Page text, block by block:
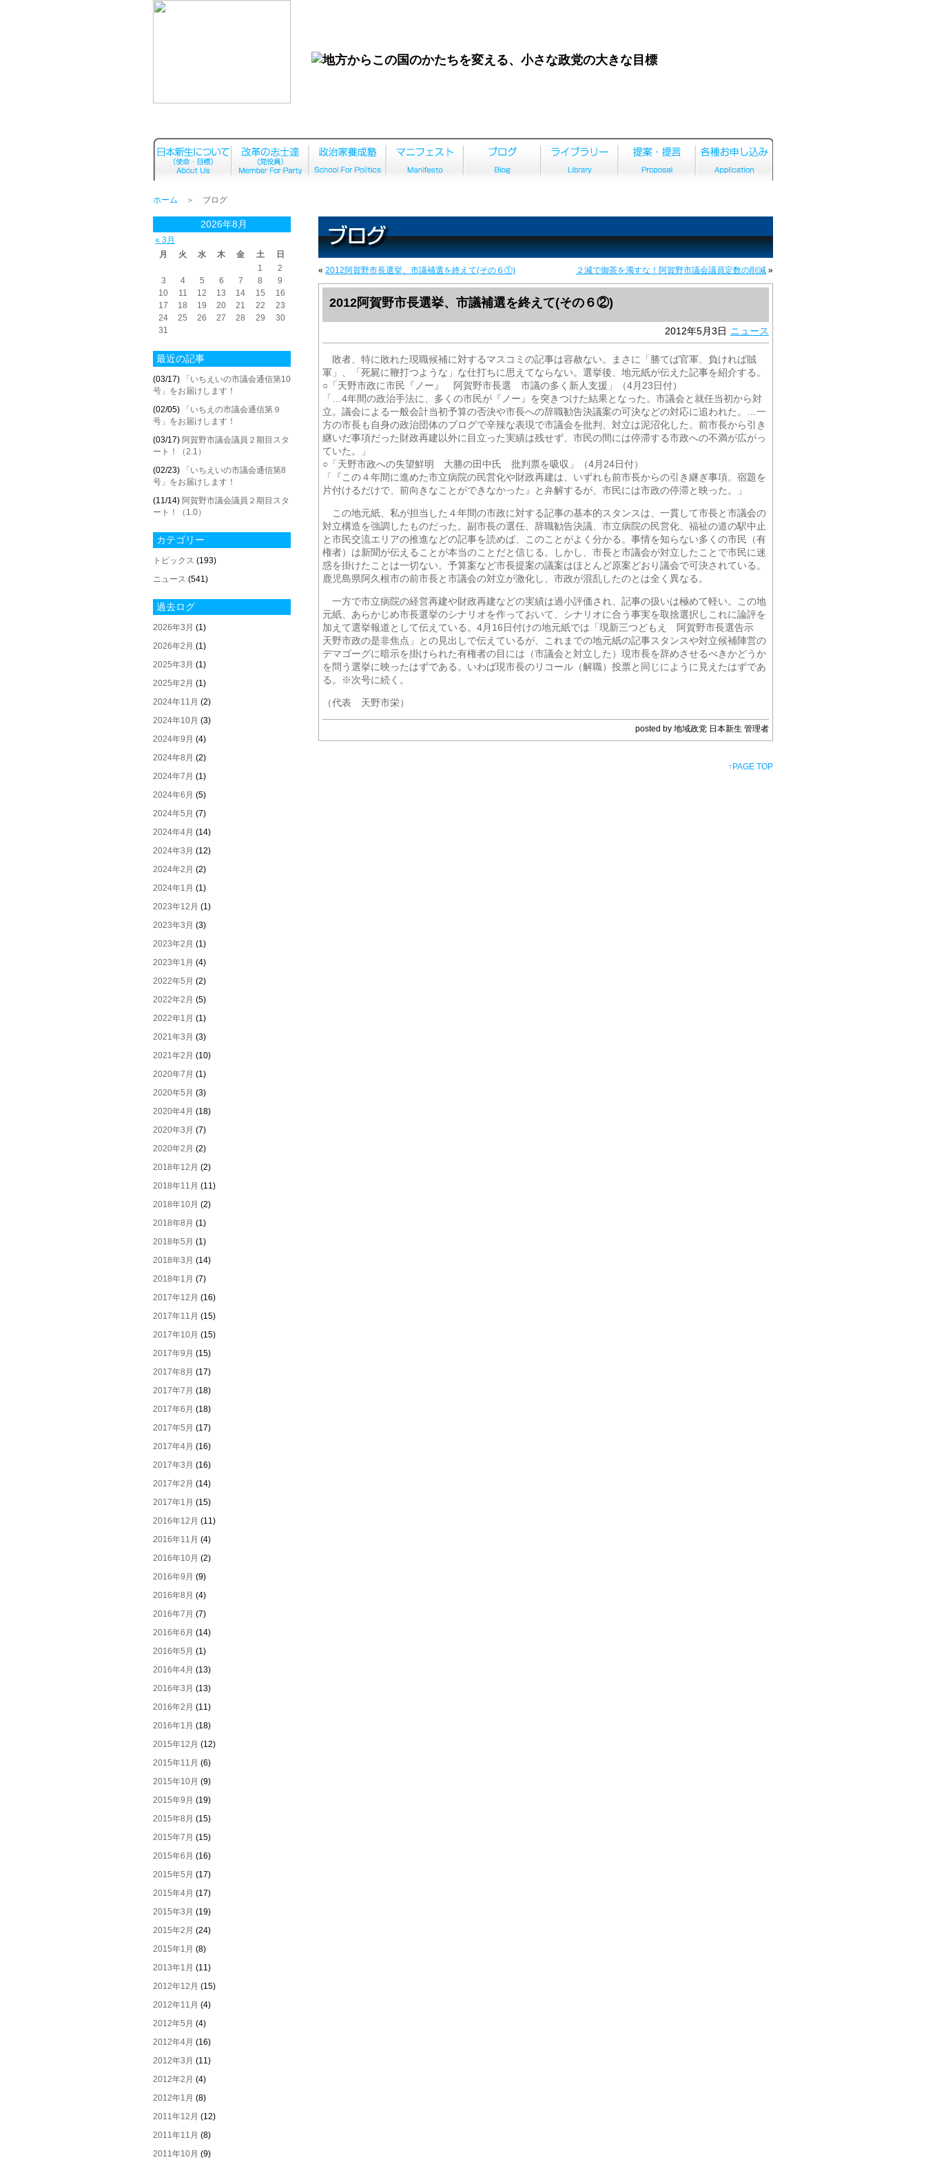
ホーム ＞ ブログ
2026年8月
« 3月
月
火 水 木 金 土
日
1
2
3
4 5 6 7 8
9
10
11 12 13 14 15
16
17
18 19 20 21 22
23
24
25 26 27 28 29
30
31
最近の記事
(03/17)
「いちえいの市議会通信第10
号」をお届けします！
(02/05)
「いちえの市議会通信第９
号」をお届けします！
(03/17) 阿賀野市議会議員２期目スタ
ート！（2.1）
(02/23)
「いちえいの市議会通信第8
号」をお届けします！
(11/14) 阿賀野市議会議員２期目スタ
ート！（1.0）
カテゴリー
トピックス (193)
ニュース (541)
過去ログ
2026年3月 (1)
2026年2月 (1)
2025年3月 (1)
2025年2月 (1)
2024年11月 (2)
2024年10月 (3)
2024年9月 (4)
2024年8月 (2)
2024年7月 (1)
2024年6月 (5)
2024年5月 (7)
2024年4月 (14)
2024年3月 (12)
2024年2月 (2)
2024年1月 (1)
2023年12月 (1)
2023年3月 (3)
2023年2月 (1)
2023年1月 (4)
2022年5月 (2)
2022年2月 (5)
2022年1月 (1)
2021年3月 (3)
2021年2月 (10)
2020年7月 (1)
2020年5月 (3)
2020年4月 (18)
2020年3月 (7)
2020年2月 (2)
2018年12月 (2)
2018年11月 (11)
2018年10月 (2)
2018年8月 (1)
2018年5月 (1)
2018年3月 (14)
2018年1月 (7)
2017年12月 (16)
2017年11月 (15)
2017年10月 (15)
2017年9月 (15)
2017年8月 (17)
2017年7月 (18)
2017年6月 (18)
2017年5月 (17)
2017年4月 (16)
2017年3月 (16)
2017年2月 (14)
2017年1月 (15)
2016年12月 (11)
2016年11月 (4)
2016年10月 (2)
2016年9月 (9)
2016年8月 (4)
2016年7月 (7)
2016年6月 (14)
2016年5月 (1)
2016年4月 (13)
2016年3月 (13)
2016年2月 (11)
2016年1月 (18)
2015年12月 (12)
2015年11月 (6)
2015年10月 (9)
2015年9月 (19)
2015年8月 (15)
2015年7月 (15)
2015年6月 (16)
2015年5月 (17)
2015年4月 (17)
2015年3月 (19)
2015年2月 (24)
2015年1月 (8)
2013年1月 (11)
2012年12月 (15)
2012年11月 (4)
2012年5月 (4)
2012年4月 (16)
2012年3月 (11)
2012年2月 (4)
2012年1月 (8)
2011年12月 (12)
2011年11月 (8)
2011年10月 (9)
« 2012阿賀野市長選挙、市議補選を終えて(その６①) ２減で御茶を濁すな！阿賀野市議会議員定数の削減 »
2012阿賀野市長選挙、市議補選を終えて(その６②)
2012年5月3日 ニュース
敗者、特に敗れた現職候補に対するマスコミの記事は容赦ない。まさに「勝てば官軍、負ければ賊
軍」、「死屍に鞭打つような」な仕打ちに思えてならない。選挙後、地元紙が伝えた記事を紹介する。
○「天野市政に市民『ノー』 阿賀野市長選 市議の多く新人支援」（4月23日付）
「…4年間の政治手法に、多くの市民が『ノー』を突きつけた結果となった。市議会と就任当初から対
立。議会による一般会計当初予算の否決や市長への辞職勧告決議案の可決などの対応に追われた。…一
方の市長も自身の政治団体のブログで辛辣な表現で市議会を批判、対立は泥沼化した。前市長から引き
継いだ事項だった財政再建以外に目立った実績は残せず、市民の間には停滞する市政への不満が広がっ
ていた。」
○「天野市政への失望鮮明 大勝の田中氏 批判票を吸収」（4月24日付）
「『この４年間に進めた市立病院の民営化や財政再建は、いずれも前市長からの引き継ぎ事項。宿題を
片付けるだけで、前向きなことができなかった』と弁解するが、市民には市政の停滞と映った。」
この地元紙、私が担当した４年間の市政に対する記事の基本的スタンスは、一貫して市長と市議会の
対立構造を強調したものだった。副市長の選任、辞職勧告決議、市立病院の民営化、福祉の道の駅中止
と市民交流エリアの推進などの記事を読めば、このことがよく分かる。事情を知らない多くの市民（有
権者）は新聞が伝えることが本当のことだと信じる。しかし、市長と市議会が対立したことで市民に迷
惑を掛けたことは一切ない。予算案など市長提案の議案はほとんど原案どおり議会で可決されている。
鹿児島県阿久根市の前市長と市議会の対立が激化し、市政が混乱したのとは全く異なる。
一方で市立病院の経営再建や財政再建などの実績は過小評価され、記事の扱いは極めて軽い。この地
元紙、あらかじめ市長選挙のシナリオを作っておいて、シナリオに合う事実を取捨選択しこれに論評を
加えて選挙報道として伝えている。4月16日付けの地元紙では「現新三つどもえ 阿賀野市長選告示
天野市政の是非焦点」との見出しで伝えているが、これまでの地元紙の記事スタンスや対立候補陣営の
デマゴーグに暗示を掛けられた有権者の目には（市議会と対立した）現市長を辞めさせるべきかどうか
を問う選挙に映ったはずである。いわば現市長のリコール（解職）投票と同じにように見えたはずであ
る。※次号に続く。
（代表 天野市栄）
posted by 地域政党 日本新生 管理者
↑ PAGE TOP